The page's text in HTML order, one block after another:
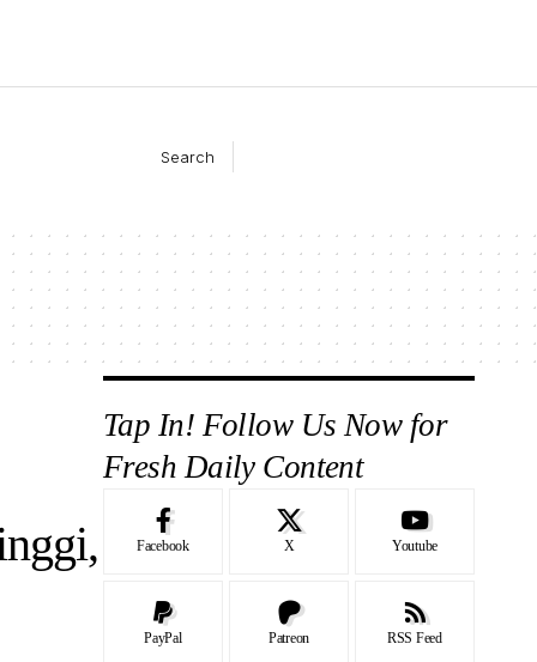
Search
Tap In! Follow Us Now for
Fresh Daily Content
Facebook X Youtube
PayPal Patreon RSS Feed